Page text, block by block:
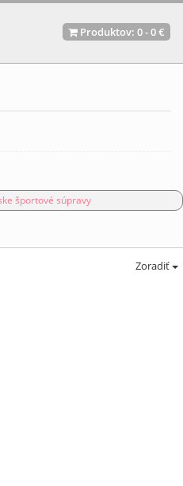
Produktov: 0-0 €
športové súpravy
Zoradiť